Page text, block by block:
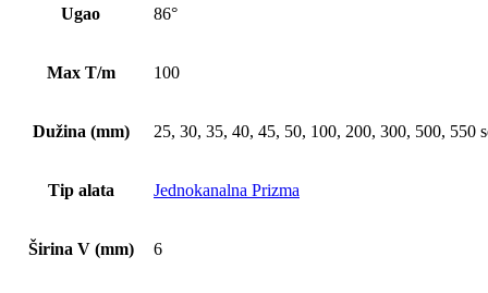
Ugao 86°
Max T/m 100
Dužina (mm) 25, 30, 35, 40, 45, 50, 100, 200, 300, 500, 550
Tip alata Jednokanalna Prizma
Širina V (mm) 6